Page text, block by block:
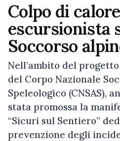
Colpo di
escursionista
Soccorso
Nell’ambito del
del Corpo Nazionale
Speleologico (CNSAS),
stata promossa la
“Sicuri sul Sentiero”
prevenzione degli